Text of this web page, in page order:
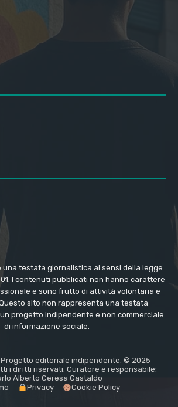
una testata giornalistica ai sensi della legge
I contenuti pubblicati non hanno carattere
e sono frutto di attività volontaria e
sito non rappresenta una testata
progetto indipendente e non commerciale
di informazione sociale.
editoriale indipendente. © 2025
i diritti riservati. Curatore e responsabile:
Alberto Ceresa Gastaldo
Privacy Cookie Policy